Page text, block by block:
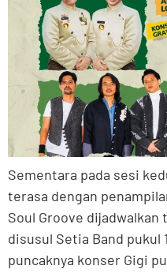
Sementara pada sesi
terasa dengan
Soul Groove dijadwalkan
disusul Setia Band pukul
puncaknya konser Gigi